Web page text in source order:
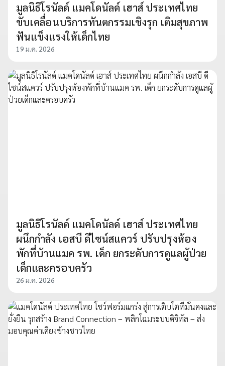
มูลนิธิโรนัลด์ แมคโดนัลด์ เฮาส์ ประเทศไทย
ขับเคลื่อนบริการทันตกรรมเชิงรุก เติมสุขภาพ
ฟันแข็งแรงให้เด็กไทย
19 ม.ค. 2026
มูลนิธิโรนัลด์ แมคโดนัลด์ เฮาส์ ประเทศไทย
ผนึกกำลัง เอสบี ดีไซน์สแควร์ ปรับปรุงห้อง
พักที่บ้านแมค รพ. เด็ก ยกระดับการดูแลผู้ป่วย
เด็กและครอบครัว
26 ม.ค. 2026